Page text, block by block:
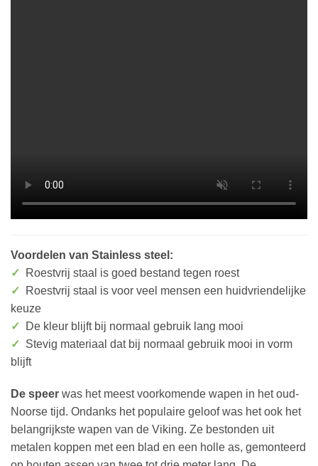
Voordelen van Stainless steel:
✓
Roestvrij staal is goed bestand tegen roest
✓
Roestvrij staal is voor veel mensen een huidvriendelijke
keuze
✓
De kleur blijft bij normaal gebruik lang mooi
✓ Stevig materiaal dat bij normaal gebruik mooi in vorm
blijft
De speer was het meest voorkomende wapen in het oud-
Noorse tijd. Ondanks het populaire geloof was het ook het
belangrijkste wapen van de Viking. Ze bestonden uit
metalen koppen met een blad en een holle as, gemonteerd